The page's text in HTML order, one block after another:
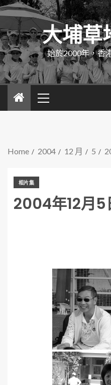
大埔草
始於2000年，香
Home 2004 12 月 5
相片集
2004年12月5